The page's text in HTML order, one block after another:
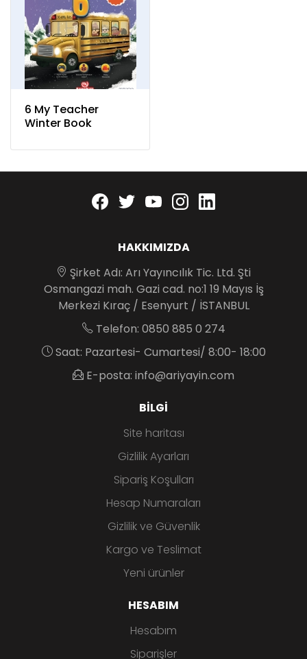
6 My Teacher
Winter Book
Facebook
twitteryoutubeinstagram
HAKKIMIZDA
Şirket Adı: Arı Yayıncılık Tic. Ltd. Şti
Osmangazi mah. Gazi cad. no:1 19 Mayıs İş
Merkezi Kıraç / Esenyurt / İSTANBUL
Telefon: 0850 885 0 274
Saat: Pazartesi- Cumartesi/ 8:00- 18:00
E-posta: info@ariyayin.com
BILGI
Site haritası
Gizlilik Ayarları
Sipariş Koşulları
Hesap Numaraları
Gizlilik ve Güvenlik
Kargo ve Teslimat
Yeni ürünler
HESABIM
Hesabım
Siparişler